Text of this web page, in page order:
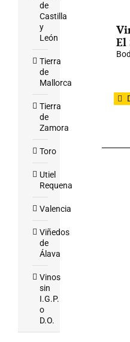
El
de
Castilla
y
León
Tierra
de
Mallorca
Tierra
de
Zamora
Toro
Utiel
Requena
Valencia
Viñedos
de
Álava
Vinos
sin
I.G.P.
o
D.O.